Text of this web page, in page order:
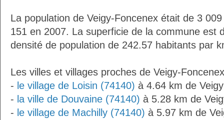
La population de Veigy-Foncenex était de 3
151 en 2007. La superficie de la commune est
densité de population de 242.57 habitants par
Les villes et villages proches de Veigy-
- le village de Loisin (74140) à 4.64 km de
- la ville de Douvaine (74140) à 5.28 km de
- le village de Machilly (74140) à 5.97 km de